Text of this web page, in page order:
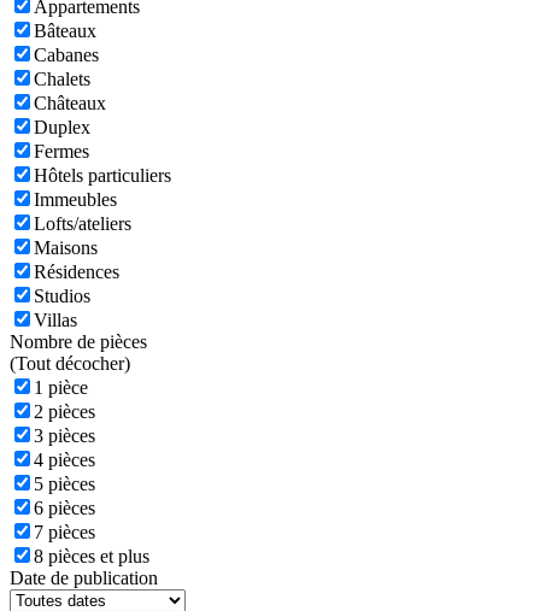
Appartements
Bâteaux
Cabanes
Chalets
Châteaux
Duplex
Fermes
Hôtels particuliers
Immeubles
Lofts/ateliers
Maisons
Résidences
Studios
Villas
Nombre de pièces
(Tout décocher)
1 pièce
2 pièces
3 pièces
4 pièces
5 pièces
6 pièces
7 pièces
8 pièces et plus
Date de publication